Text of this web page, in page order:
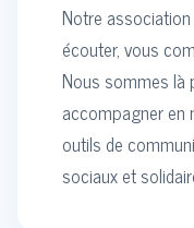
Notre
écouter, vous
Nous sommes là
accompagner
outils de
sociaux et